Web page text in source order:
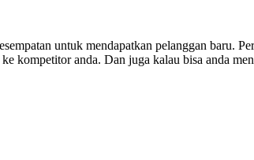
untuk mendapatkan pelanggan baru.
kompetitor anda. Dan juga kalau bisa anda